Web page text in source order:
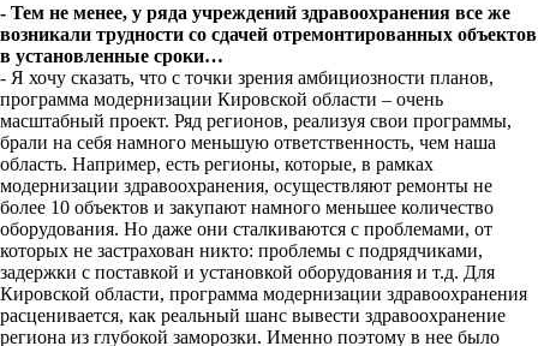
- Тем не менее, у ряда учреждений здравоохранения все же
возникали трудности со сдачей отремонтированных объектов
в установленные сроки…
- Я хочу сказать, что с точки зрения амбициозности планов,
программа модернизации Кировской области – очень
масштабный проект. Ряд регионов, реализуя свои программы,
брали на себя намного меньшую ответственность, чем наша
область. Например, есть регионы, которые, в рамках
модернизации здравоохранения, осуществляют ремонты не
более 10 объектов и закупают намного меньшее количество
оборудования. Но даже они сталкиваются с проблемами, от
которых не застрахован никто: проблемы с подрядчиками,
задержки с поставкой и установкой оборудования и т.д. Для
Кировской области, программа модернизации здравоохранения
расценивается, как реальный шанс вывести здравоохранение
региона из глубокой заморозки. Именно поэтому в нее было